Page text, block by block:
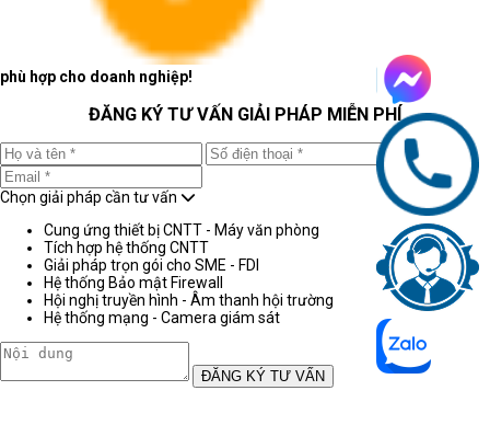
phù hợp cho doanh nghiệp!
ĐĂNG KÝ TƯ VẤN GIẢI PHÁP MIỄN PHÍ
Chọn giải pháp cần tư vấn
Cung ứng thiết bị CNTT - Máy văn phòng
Tích hợp hệ thống CNTT
Giải pháp trọn gói cho SME - FDI
Hệ thống Bảo mật Firewall
Hội nghị truyền hình - Âm thanh hội trường
Hệ thống mạng - Camera giám sát
ĐĂNG KÝ TƯ VẤN